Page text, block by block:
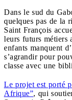
Dans le sud du
quelques pas de la
Saint François
leurs futurs métiers
enfants manquent
s’agrandir pour
classe avec une
Le projet est porté
Afrique”, qui